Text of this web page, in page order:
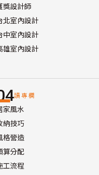
獎設計師
北室內設計
中室內設計
雄室內設計
讀專欄
家風水
納技巧
格營造
算分配
工流程